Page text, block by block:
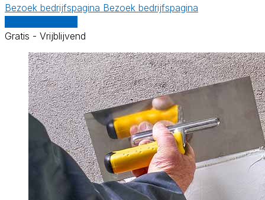
Bezoek bedrijfspagina Bezoek bedrijfspagina
Gratis - Vrijblijvend